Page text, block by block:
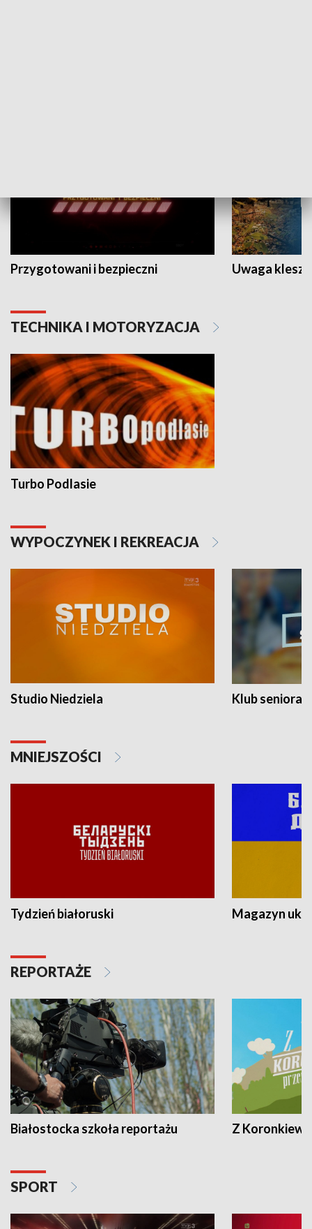
Przygotowani i bezpieczni Uwaga
TECHNIKA I MOTORYZACJA
Turbo Podlasie
WYPOCZYNEK I REKREACJA
Studio Niedziela Klub seniora
MNIEJSZOŚCI
Tydzień białoruski Magazyn
REPORTAŻE
Białostocka szkoła reportażu Z
SPORT